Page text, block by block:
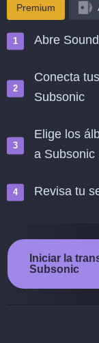
Premium
Abre
Conecta
Subsonic
Elige los
a Subsonic
Revisa tu
Iniciar la
Subsonic